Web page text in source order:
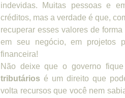
indevidas. Muitas pessoas e
créditos, mas a verdade é que,
recuperar esses valores de
em seu negócio, em projetos
financeira!
Não deixe que o governo
tributários é um direito que
volta recursos que você nem